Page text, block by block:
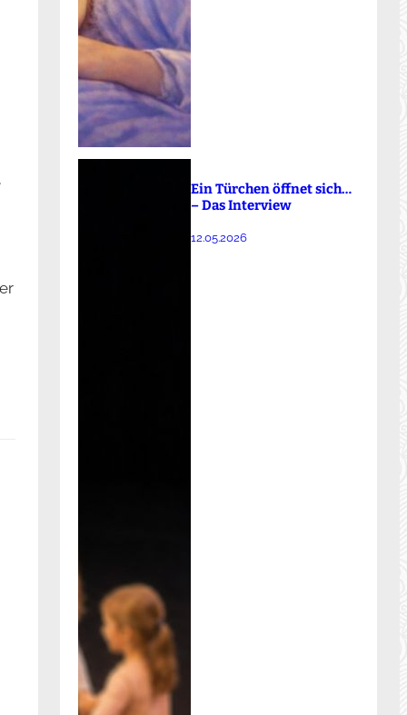
Ein Türchen öffnet sich…
– Das Interview
12.05.2026